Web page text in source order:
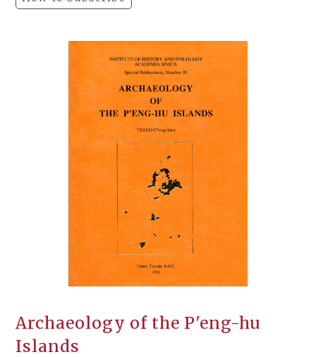
Archaeology of the P'eng-hu
Islands